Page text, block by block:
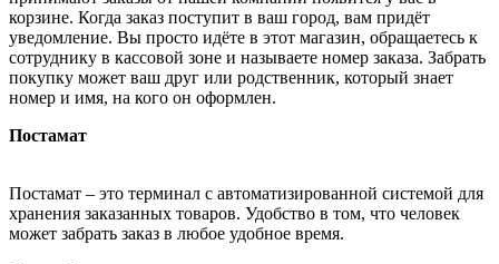
корзине. Когда заказ поступит в ваш город, вам придёт
уведомление. Вы просто идёте в этот магазин, обращаетесь к
сотруднику в кассовой зоне и называете номер заказа. Забрать
покупку может ваш друг или родственник, который знает
номер и имя, на кого он оформлен.
Постамат
Постамат – это терминал с автоматизированной системой для
хранения заказанных товаров. Удобство в том, что человек
может забрать заказ в любое удобное время.